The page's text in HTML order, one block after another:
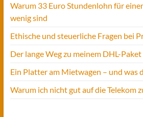
Warum 33 Euro Stundenlohn für
wenig sind
Ethische und steuerliche Fragen bei
Der lange Weg zu meinem DHL-Paket
Ein Platter am Mietwagen – und was
Warum ich nicht gut auf die Telekom